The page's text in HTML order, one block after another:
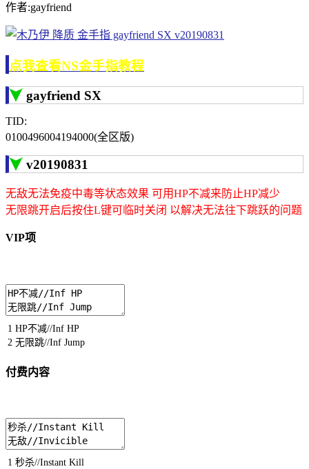
作者:gayfriend
点我查看NS金手指教程
gayfriend SX
TID:
0100496004194000(全区版)
v20190831
无敌无法免疫中毒等状态效果 可用HP不减来防止HP减少
无限跳开启后按住L键可临时关闭 以解决无法往下跳跃的问题
VIP项
1
2
HP不减//Inf HP
无限跳//Inf Jump
付费内容
1 秒杀//Instant Kill